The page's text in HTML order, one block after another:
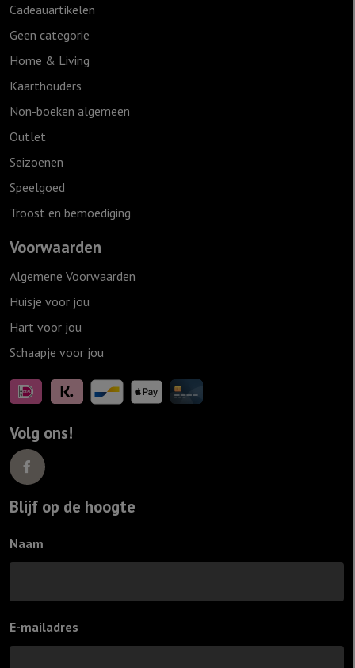
Cadeauartikelen
Geen categorie
Home & Living
Kaarthouders
Non-boeken algemeen
Outlet
Seizoenen
Speelgoed
Troost en bemoediging
Voorwaarden
Algemene Voorwaarden
Huisje voor jou
Hart voor jou
Schaapje voor jou
Volg ons!
Blijf op de hoogte
Naam
E-mailadres